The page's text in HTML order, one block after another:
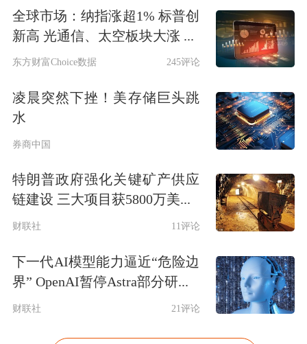
一季度金条投资需求飙升至历史新高，
同比增长67%，环比激增180%，至207
吨。主要得益于国内居民持续的保值配
置需求、避险情绪升温，以及黄金相对
其他资产的强劲表现。
民币（约85亿美元），刷新上一季度纪
录。史无前例的资金流入叠加金价上
增长26%，至3,040亿元人民币（约441
亿美元）。同期，国内黄金ETF持仓量
增加50吨（为历史第三高单季增量），
全球市场：纳指涨超1% 标普创
新高 光通信、太空板块大涨 ...
东方财富Choice数据 245评论
凌晨突然下挫！美存储巨头跳
水
券商中国
特朗普政府强化关键矿产供应
链建设 三大项目获5800万美...
财联社 11评论
下一代AI模型能力逼近“危险边
界” OpenAI暂停Astra部分研...
财联社 21评论